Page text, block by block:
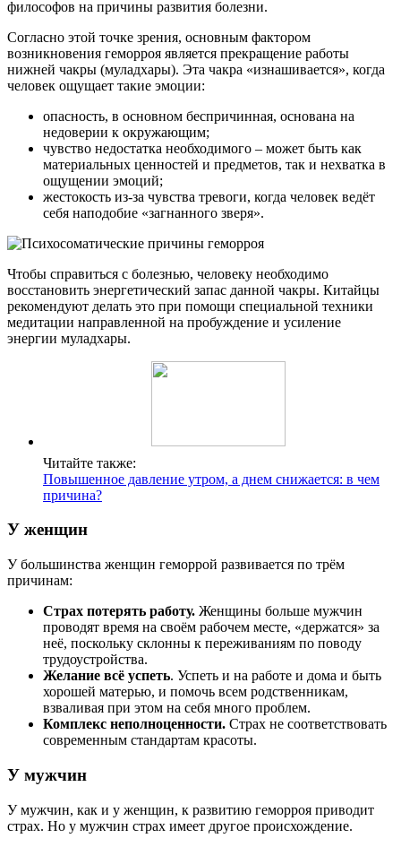
философов на причины развития болезни.
Согласно этой точке зрения, основным фактором
возникновения геморроя является прекращение работы
нижней чакры (муладхары). Эта чакра «изнашивается», когда
человек ощущает такие эмоции:
опасность, в основном беспричинная, основана на
недоверии к окружающим;
чувство недостатка необходимого – может быть как
материальных ценностей и предметов, так и нехватка в
ощущении эмоций;
жестокость из-за чувства тревоги, когда человек ведёт
себя наподобие «загнанного зверя».
Чтобы справиться с болезнью, человеку необходимо
восстановить энергетический запас данной чакры. Китайцы
рекомендуют делать это при помощи специальной техники
медитации направленной на пробуждение и усиление
энергии муладхары.
Читайте также:
Повышенное давление утром, а днем снижается: в чем
причина?
У женщин
У большинства женщин геморрой развивается по трём
причинам:
Страх потерять работу. Женщины больше мужчин
проводят время на своём рабочем месте, «держатся» за
неё, поскольку склонны к переживаниям по поводу
трудоустройства.
Желание всё успеть. Успеть и на работе и дома и быть
хорошей матерью, и помочь всем родственникам,
взваливая при этом на себя много проблем.
Комплекс неполноценности. Страх не соответствовать
современным стандартам красоты.
У мужчин
У мужчин, как и у женщин, к развитию геморроя приводит
страх. Но у мужчин страх имеет другое происхождение.